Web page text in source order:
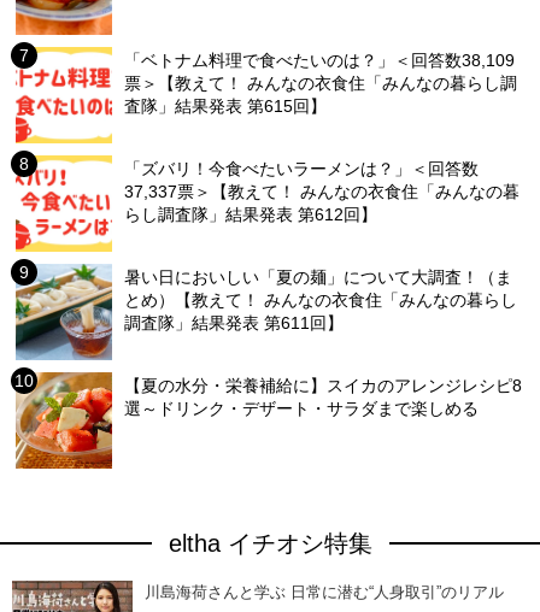
「ベトナム料理で食べたいのは？」＜回答数38,109
票＞【教えて！ みんなの衣食住「みんなの暮らし調
査隊」結果発表 第615回】
「ズバリ！今食べたいラーメンは？」＜回答数
37,337票＞【教えて！ みんなの衣食住「みんなの暮
らし調査隊」結果発表 第612回】
暑い日においしい「夏の麺」について大調査！（ま
とめ）【教えて！ みんなの衣食住「みんなの暮らし
調査隊」結果発表 第611回】
【夏の水分・栄養補給に】スイカのアレンジレシピ8
選～ドリンク・デザート・サラダまで楽しめる
eltha イチオシ特集
川島海荷さんと学ぶ 日常に潜む“人身取引”のリアル